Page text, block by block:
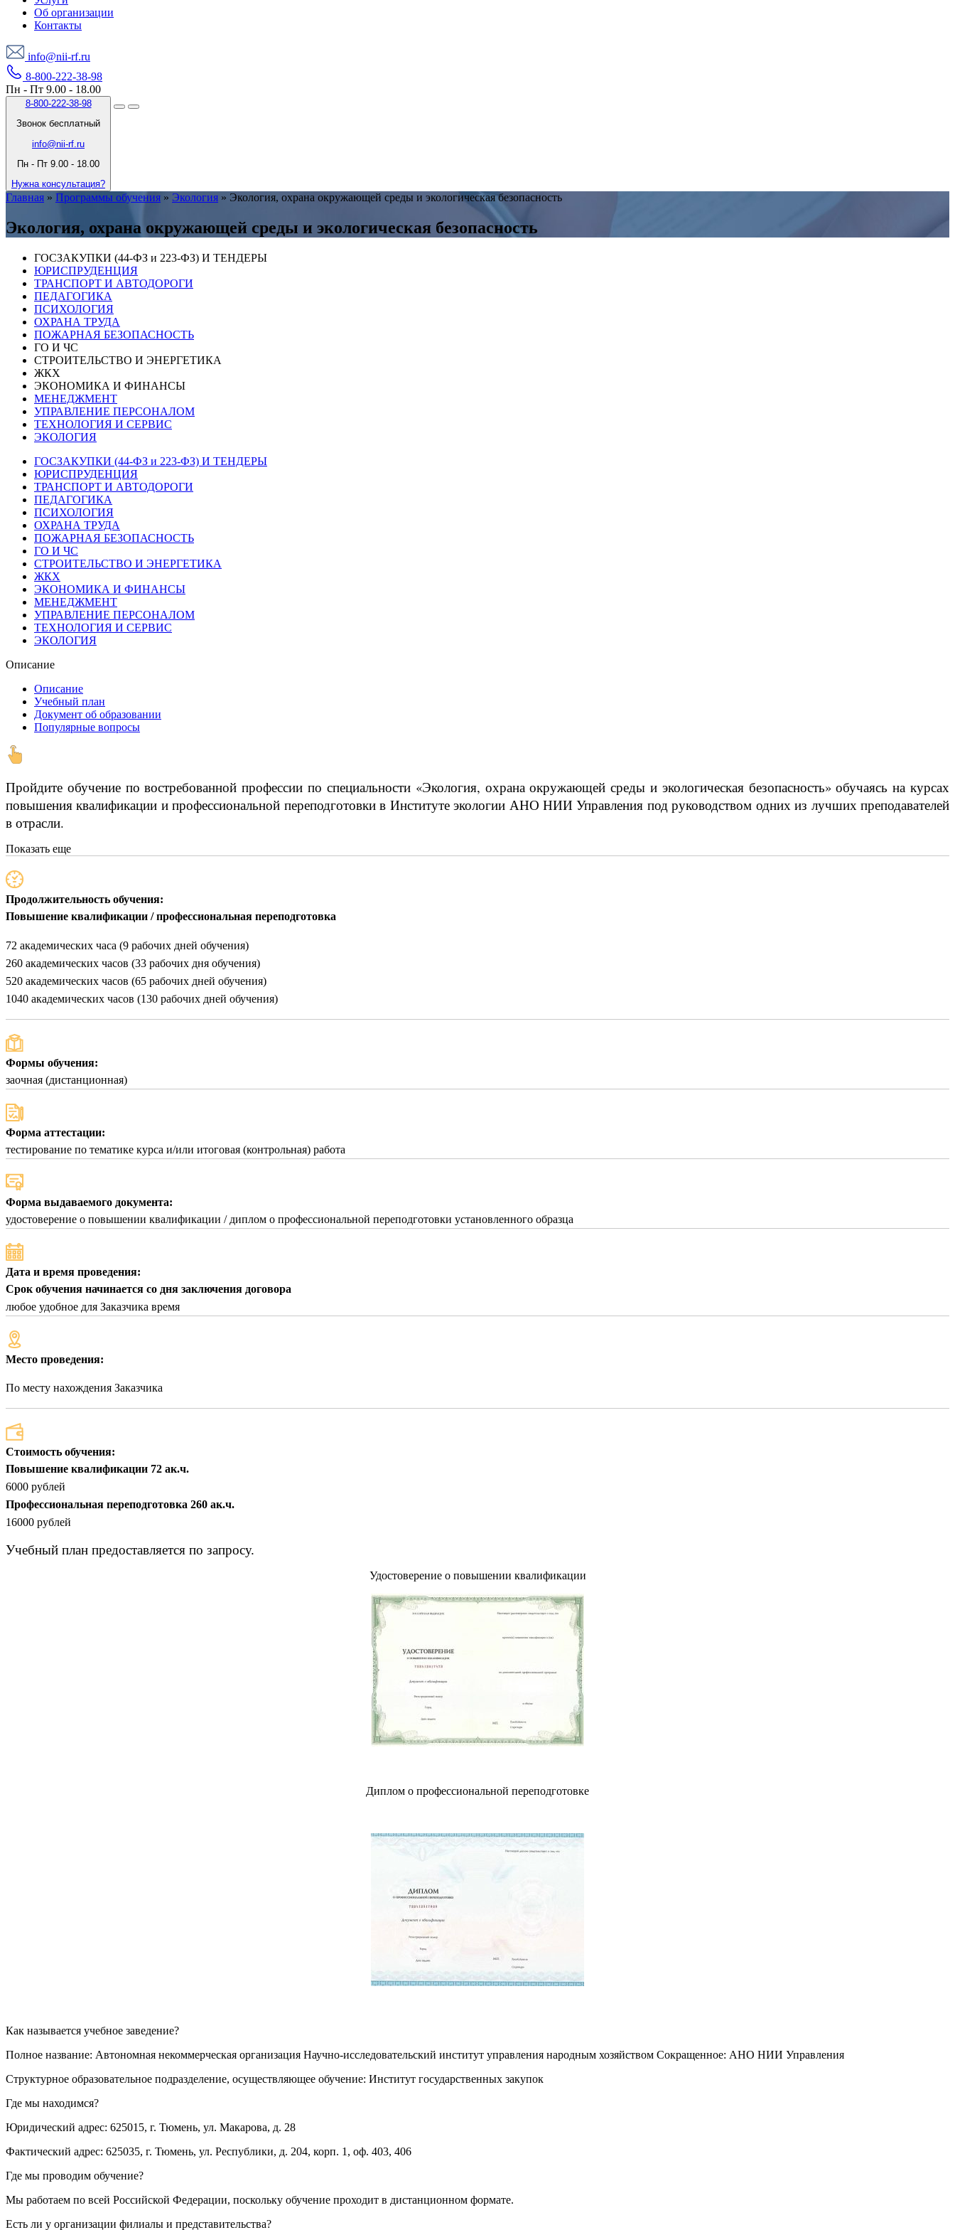
Об организации
Контакты
info@nii-rf.ru
8-800-222-38-98
Пн - Пт 9.00 - 18.00
8-800-222-38-98
Звонок бесплатный
info@nii-rf.ru
Пн - Пт 9.00 - 18.00
Нужна консультация?
Главная » Программы обучения » Экология » Экология, охрана окружающей среды и экологическая безопасность
Экология, охрана окружающей среды и экологическая безопасность
ГОСЗАКУПКИ (44-ФЗ и 223-ФЗ) И ТЕНДЕРЫ
ЮРИСПРУДЕНЦИЯ
ТРАНСПОРТ И АВТОДОРОГИ
ПЕДАГОГИКА
ПСИХОЛОГИЯ
ОХРАНА ТРУДА
ПОЖАРНАЯ БЕЗОПАСНОСТЬ
ГО И ЧС
СТРОИТЕЛЬСТВО И ЭНЕРГЕТИКА
ЖКХ
ЭКОНОМИКА И ФИНАНСЫ
МЕНЕДЖМЕНТ
УПРАВЛЕНИЕ ПЕРСОНАЛОМ
ТЕХНОЛОГИЯ И СЕРВИС
ЭКОЛОГИЯ
ГОСЗАКУПКИ (44-ФЗ и 223-ФЗ) И ТЕНДЕРЫ
ЮРИСПРУДЕНЦИЯ
ТРАНСПОРТ И АВТОДОРОГИ
ПЕДАГОГИКА
ПСИХОЛОГИЯ
ОХРАНА ТРУДА
ПОЖАРНАЯ БЕЗОПАСНОСТЬ
ГО И ЧС
СТРОИТЕЛЬСТВО И ЭНЕРГЕТИКА
ЖКХ
ЭКОНОМИКА И ФИНАНСЫ
МЕНЕДЖМЕНТ
УПРАВЛЕНИЕ ПЕРСОНАЛОМ
ТЕХНОЛОГИЯ И СЕРВИС
ЭКОЛОГИЯ
Описание
Описание
Учебный план
Документ об образовании
Популярные вопросы
Пройдите обучение по востребованной профессии по специальности «Экология, охрана окружающей среды и экологическая безопасность» обучаясь на курсах
повышения квалификации и профессиональной переподготовки в Институте экологии АНО НИИ Управления под руководством одних из лучших преподавателей
в отрасли.
Показать еще
Продолжительность обучения:
Повышение квалификации / профессиональная переподготовка
72 академических часа (9 рабочих дней обучения)
260 академических часов (33 рабочих дня обучения)
520 академических часов (65 рабочих дней обучения)
1040 академических часов (130 рабочих дней обучения)
Формы обучения:
заочная (дистанционная)
Форма аттестации:
тестирование по тематике курса и/или итоговая (контрольная) работа
Форма выдаваемого документа:
удостоверение о повышении квалификации / диплом о профессиональной переподготовки установленного образца
Дата и время проведения:
Срок обучения начинается со дня заключения договора
любое удобное для Заказчика время
Место проведения:
По месту нахождения Заказчика
Стоимость обучения:
Повышение квалификации 72 ак.ч.
6000 рублей
Профессиональная переподготовка 260 ак.ч.
16000 рублей
Учебный план предоставляется по запросу.
Удостоверение о повышении квалификации
Диплом о профессиональной переподготовке
Как называется учебное заведение?
Полное название: Автономная некоммерческая организация Научно-исследовательский институт управления народным хозяйством Сокращенное: АНО НИИ Управления
Структурное образовательное подразделение, осуществляющее обучение: Институт государственных закупок
Где мы находимся?
Юридический адрес: 625015, г. Тюмень, ул. Макарова, д. 28
Фактический адрес: 625035, г. Тюмень, ул. Республики, д. 204, корп. 1, оф. 403, 406
Где мы проводим обучение?
Мы работаем по всей Российской Федерации, поскольку обучение проходит в дистанционном формате.
Есть ли у организации филиалы и представительства?